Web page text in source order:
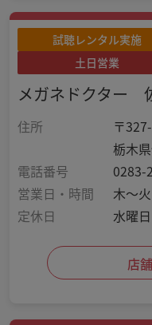
試聴レンタル実施
土日営業
メガネドクター
住所
〒
栃木
電話番号
0283-
営業日・時間
木～
定休日
水曜日
店